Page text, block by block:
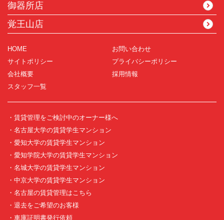
御器所店
覚王山店
HOME
お問い合わせ
サイトポリシー
プライバシーポリシー
会社概要
採用情報
スタッフ一覧
・賃貸管理をご検討中のオーナー様へ
・名古屋大学の賃貸学生マンション
・愛知大学の賃貸学生マンション
・愛知学院大学の賃貸学生マンション
・名城大学の賃貸学生マンション
・中京大学の賃貸学生マンション
・名古屋の賃貸管理はこちら
・退去をご希望のお客様
・車庫証明書発行依頼